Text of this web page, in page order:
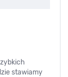
stawiamy